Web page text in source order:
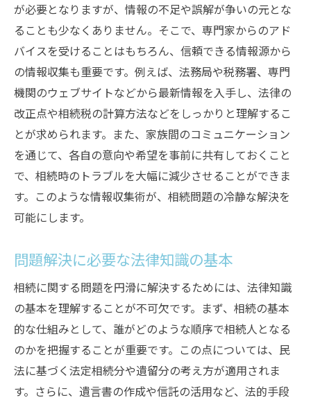
が必要となりますが、情報の不足や誤解が争いの元とな
ることも少なくありません。そこで、専門家からのアド
バイスを受けることはもちろん、信頼できる情報源から
の情報収集も重要です。例えば、法務局や税務署、専門
機関のウェブサイトなどから最新情報を入手し、法律の
改正点や相続税の計算方法などをしっかりと理解するこ
とが求められます。また、家族間のコミュニケーション
を通じて、各自の意向や希望を事前に共有しておくこと
で、相続時のトラブルを大幅に減少させることができま
す。このような情報収集術が、相続問題の冷静な解決を
可能にします。
問題解決に必要な法律知識の基本
相続に関する問題を円滑に解決するためには、法律知識
の基本を理解することが不可欠です。まず、相続の基本
的な仕組みとして、誰がどのような順序で相続人となる
のかを把握することが重要です。この点については、民
法に基づく法定相続分や遺留分の考え方が適用されま
す。さらに、遺言書の作成や信託の活用など、法的手段